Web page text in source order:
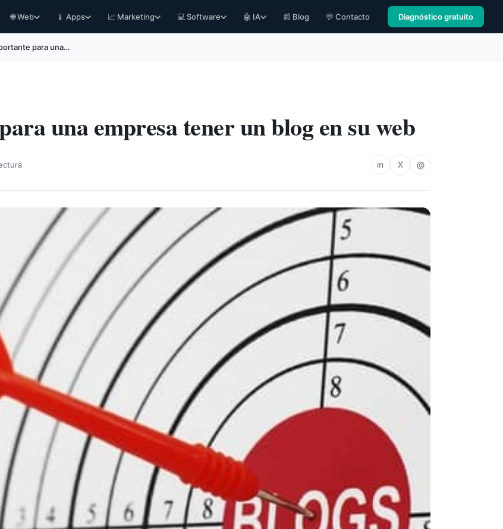
🌐 Web 📱 Apps 📈 Marketing 💻 Software 🤖 IA 📰 Blog 💬 Contacto Diagnóstico gratuito
para una…
una empresa tener un blog en su web
in X @